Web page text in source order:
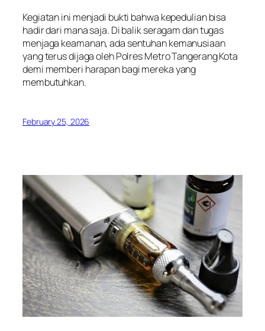
Kegiatan ini menjadi bukti bahwa kepedulian bisa
hadir dari mana saja. Di balik seragam dan tugas
menjaga keamanan, ada sentuhan kemanusiaan
yang terus dijaga oleh Polres Metro Tangerang Kota
demi memberi harapan bagi mereka yang
membutuhkan.
February 25, 2026